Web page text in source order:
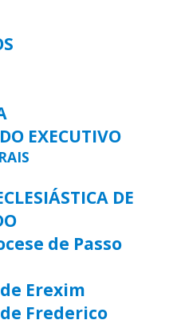
EXECUTIVO
DE
de Passo
Erexim
Frederico